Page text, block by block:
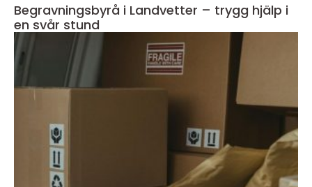
Begravningsbyrå i Landvetter – trygg hjälp i
en svår stund